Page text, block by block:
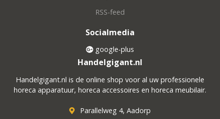
RSS-feed
Socialmedia
google-plus
Handelgigant.nl
Handelgigant.nl is de online shop voor al uw professionele
horeca apparatuur, horeca accessoires en horeca meubilair.
Parallelweg 4, Aadorp